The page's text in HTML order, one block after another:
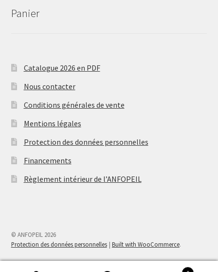
Panier
Catalogue 2026 en PDF
Nous contacter
Conditions générales de vente
Mentions légales
Protection des données personnelles
Financements
Règlement intérieur de l’ANFOPEIL
© ANFOPEIL 2026
Protection des données personnelles
Built with WooCommerce.